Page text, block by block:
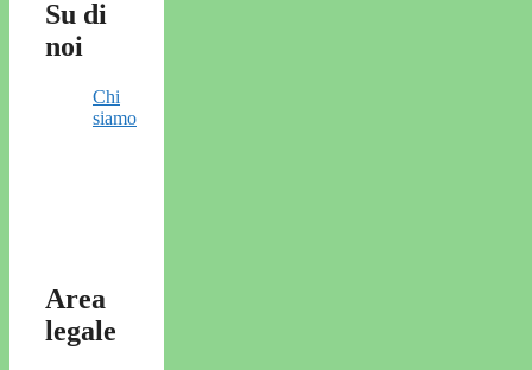
Su di
noi
Chi
siamo
Area
legale